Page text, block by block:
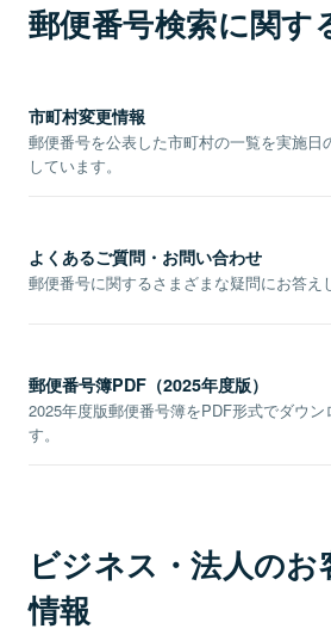
郵便番号検索に関す
市町村変更情報
郵便番号を公表した市町村の一覧を実施日
しています。
よくあるご質問・お問い合わせ
郵便番号に関するさまざまな疑問にお答え
郵便番号簿PDF（2025年度版）
2025年度版郵便番号簿をPDF形式でダウン
す。
ビジネス・法人のお
情報